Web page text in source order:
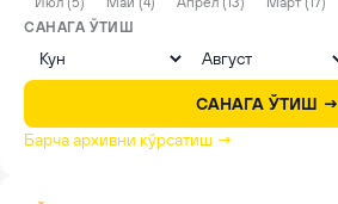
САНАГА ЎТИШ
САНАГА ЎТИШ →
Барча архивни кўрсатиш →